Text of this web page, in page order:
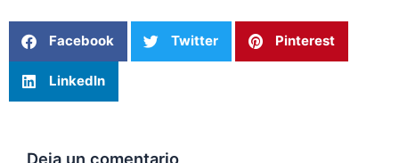
Facebook Twitter Pinterest
LinkedIn
Deja un comentario